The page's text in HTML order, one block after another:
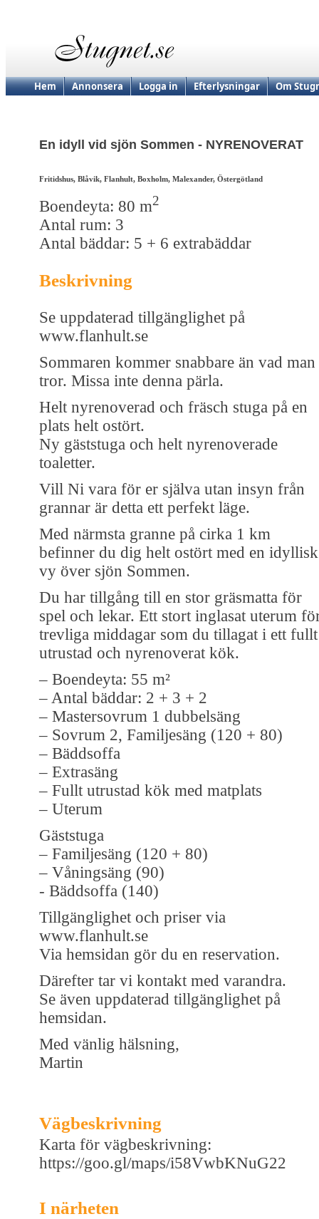
Hem Annonsera Logga in Efterlysningar Om
En idyll vid sjön Sommen - NYRENOVERAT
Fritidshus, Blåvik, Flanhult, Boxholm, Malexander, Östergötland
Boendeyta: 80 m2
Antal rum: 3
Antal bäddar: 5 + 6 extrabäddar
Beskrivning
Se uppdaterad tillgänglighet på
www.flanhult.se
Sommaren kommer snabbare än vad man
tror. Missa inte denna pärla.
Helt nyrenoverad och fräsch stuga på en
plats helt ostört.
Ny gäststuga och helt nyrenoverade
toaletter.
Vill Ni vara för er själva utan insyn från
grannar är detta ett perfekt läge.
Med närmsta granne på cirka 1 km
befinner du dig helt ostört med en idyllisk
vy över sjön Sommen.
Du har tillgång till en stor gräsmatta för
spel och lekar. Ett stort inglasat uterum
trevliga middagar som du tillagat i ett fullt
utrustad och nyrenoverat kök.
– Boendeyta: 55 m²
– Antal bäddar: 2 + 3 + 2
– Mastersovrum 1 dubbelsäng
– Sovrum 2, Familjesäng (120 + 80)
– Bäddsoffa
– Extrasäng
– Fullt utrustad kök med matplats
– Uterum
Gäststuga
– Familjesäng (120 + 80)
– Våningsäng (90)
- Bäddsoffa (140)
Tillgänglighet och priser via
www.flanhult.se
Via hemsidan gör du en reservation.
Därefter tar vi kontakt med varandra.
Se även uppdaterad tillgänglighet på
hemsidan.
Med vänlig hälsning,
Martin
Vägbeskrivning
Karta för vägbeskrivning:
https://goo.gl/maps/i58VwbKNuG22
I närheten